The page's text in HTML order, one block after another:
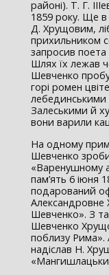
районі). Т. Г.
1859 року. Ще в
Д. Хрущовим,
прихильником
запросив
Шлях їх лежав
Шевченко
горі ромен
Залеськими й
вони варили
На одному
Шевченко
«Варенушному
пам’ять 6 іюня
подарований
Александровне
Шевченко». З
Шевченко
поблизу Рима».
надіслав Н.